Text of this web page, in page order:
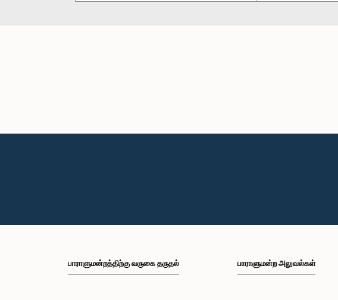
பாராளுமன்றத்திற்கு வருகை தருதல் பாராளுமன்ற அலுவல்கள்